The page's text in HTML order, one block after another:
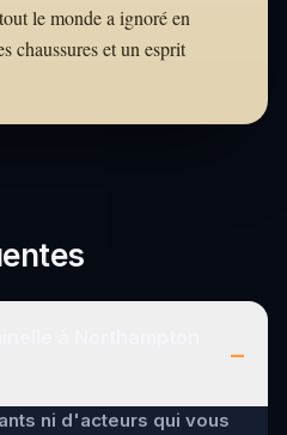
le monde a ignoré en
chaussures et un esprit
–
ni d'acteurs qui vous